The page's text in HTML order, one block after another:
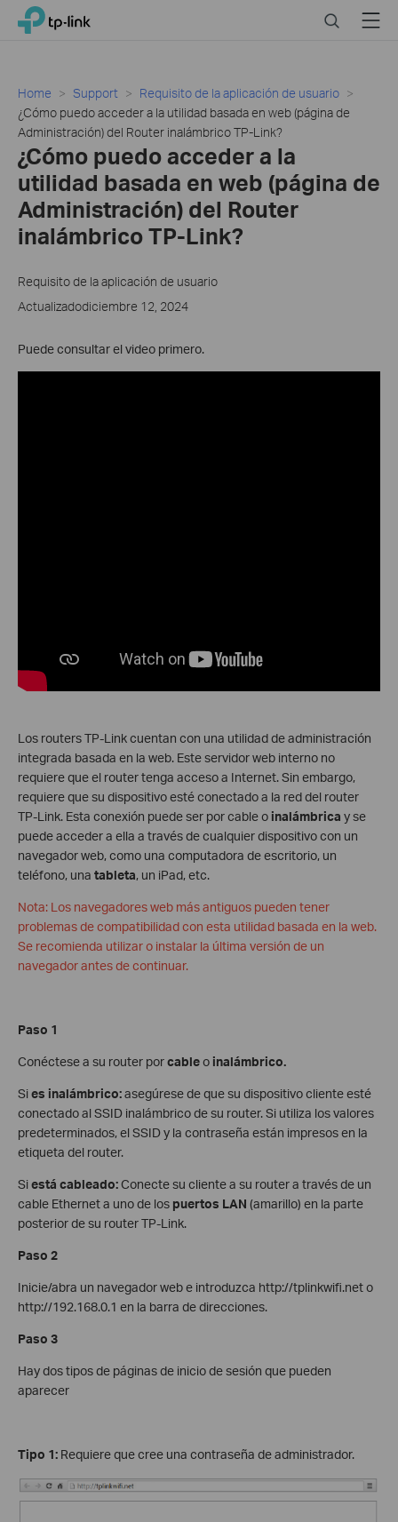
Click
navigation
TP-Link, Reliably Smart SearchMenu
Home Support
Requisito de la aplicación de usuario
¿Cómo puedo acceder a la utilidad basada en web (página de
Administración) del Router inalámbrico TP-Link?
¿Cómo puedo acceder a la
utilidad basada en web (página de
Administración) del Router
inalámbrico TP-Link?
Requisito de la aplicación de usuario
Actualizadodiciembre 12, 2024
Puede consultar el video primero.
Los routers TP-Link cuentan con una utilidad de administración
integrada basada en la web. Este servidor web interno no
requiere que el router tenga acceso a Internet. Sin embargo,
requiere que su dispositivo esté conectado a la red del router
TP-Link. Esta conexión puede ser por cable o inalámbrica y se
puede acceder a ella a través de cualquier dispositivo con un
navegador web, como una computadora de escritorio, un
teléfono, una tableta, un iPad, etc.
Nota: Los navegadores web más antiguos pueden tener
problemas de compatibilidad con esta utilidad basada en la web.
Se recomienda utilizar o instalar la última versión de un
navegador antes de continuar.
Paso 1
Conéctese a su router porcableo inalámbrico.
Sies inalámbrico:asegúrese de que su dispositivo cliente esté
conectado al SSID inalámbrico de su router. Si utiliza los valores
predeterminados, el SSID y la contraseña están impresos en la
etiqueta del router.
Siestá cableado:Conecte su cliente a su router a través de un
cable Ethernet a uno de los puertos LAN (amarillo) en la parte
posterior de su router TP-Link.
Paso 2
Inicie/abra un navegador web e introduzca http://tplinkwifi.net o
http://192.168.0.1 en la barra de direcciones.
Paso 3
Hay dos tipos de páginas de inicio de sesión que pueden
aparecer
Tipo 1: Requiere que cree una contraseña de administrador.